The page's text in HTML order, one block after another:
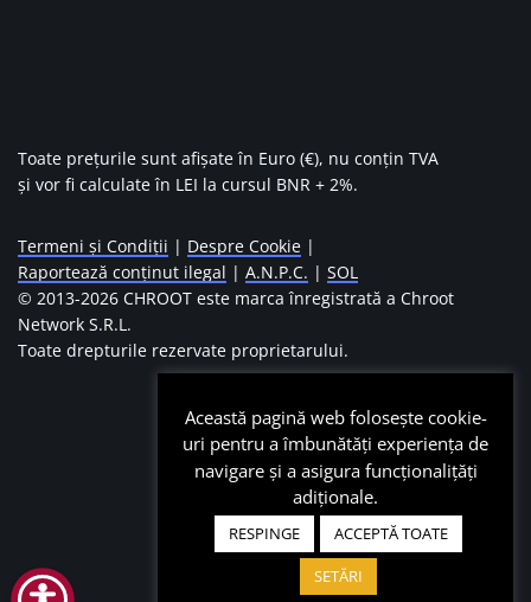
Toate prețurile sunt afișate în Euro (€), nu conțin TVA
și vor fi calculate în LEI la cursul BNR + 2%.
Termeni și Condiții | Despre Cookie |
Raportează conținut ilegal | A.N.P.C. | SOL
© 2013-2026 CHROOT este marca înregistrată a Chroot
Network S.R.L.
Toate drepturile rezervate proprietarului.
Această pagină web folosește cookie-
uri pentru a îmbunătăți experiența de
navigare și a asigura funcționalițăți
adiționale.
RESPINGE
ACCEPTĂ TOATE
SETĂRI